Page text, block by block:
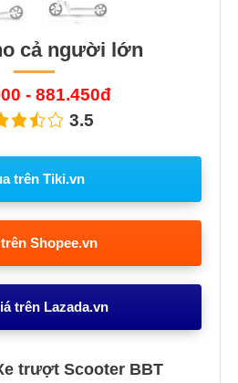
cả người lớn
- 881.450đ
3.5
trên Tiki.vn
Shopee.vn
trên Lazada.vn
trượt Scooter BBT